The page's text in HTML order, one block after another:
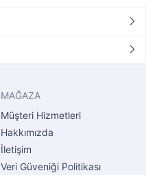
MAĞAZA
Müşteri Hizmetleri
Hakkımızda
İletişim
Veri Güveniği Politikası